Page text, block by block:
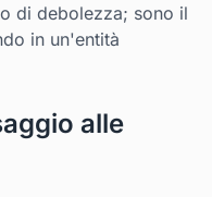
di debolezza; sono il
in un'entità
alle